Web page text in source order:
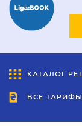
КАТАЛОГ
ВСЕ ТАРИФЫ